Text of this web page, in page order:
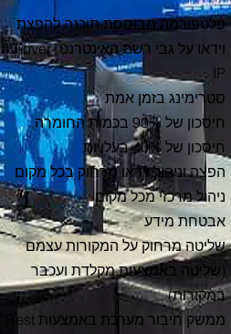
פלטפורמה מבוססת תוכנה להפצת
וידאו על גבי רשת האינטרנט AV-over-
IP
סטרימינג בזמן אמת
חיסכון של 90% בכמות החומרה,
חיסכון של 40% בעלויות
הפצה וניהול וידאו מרחוק בכל מקום
ניהול מרכזי מכל מקום
אבטחת מידע
שליטה מרחוק על המקורות עצמם
(שליטה באמצעות מקלדת ועכבר
במקורות)
ממשק חיבור מערכת באמצעות Rest